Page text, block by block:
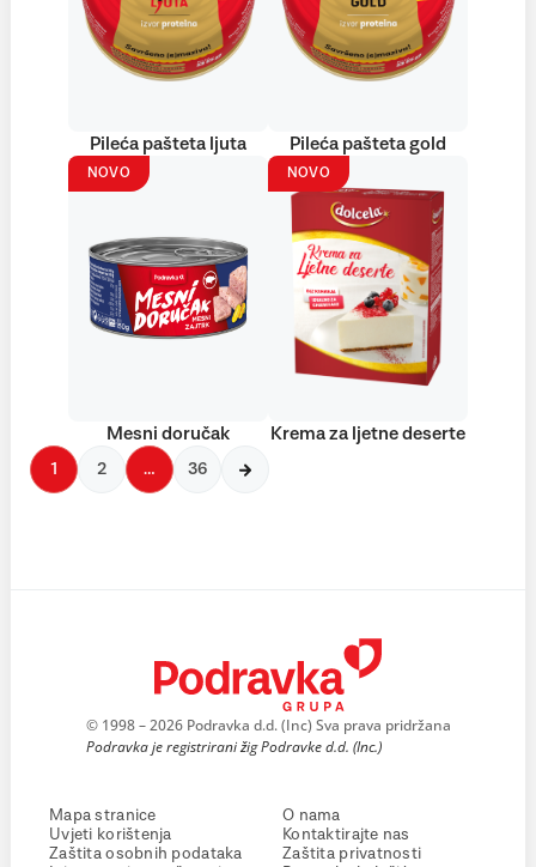
Pileća pašteta ljuta Pileća pašteta gold
NOVO
Mesni doručak
NOVO
Krema za ljetne deserte
1 2 … 36
© 1998 – 2026 Podravka d.d. (Inc) Sva prava pridržana
Podravka je registrirani žig Podravke d.d. (Inc.)
Mapa stranice
Uvjeti korištenja
Zaštita osobnih podataka
O nama
Kontaktirajte nas
Zaštita privatnosti